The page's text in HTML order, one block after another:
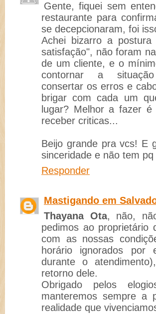
Gente, fiquei sem
restaurante para
se decepcionaram, foi
Achei bizarro a
satisfação", não foram
de um cliente, e o
contornar a situação
consertar os erros e
brigar com cada um
lugar? Melhor a fazer
receber criticas...
Beijo grande pra vcs! E
sinceridade e não tem
Responder
Mastigando em
Thayana Ota, não,
pedimos ao proprietário
com as nossas
horário ignorados por
durante o
retorno dele.
Obrigado pelos
manteremos sempre a
realidade que